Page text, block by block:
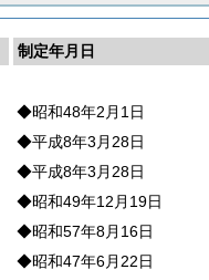
制定年月日
◆昭和48年2月1日
◆平成8年3月28日
◆平成8年3月28日
◆昭和49年12月19日
◆昭和57年8月16日
◆昭和47年6月22日